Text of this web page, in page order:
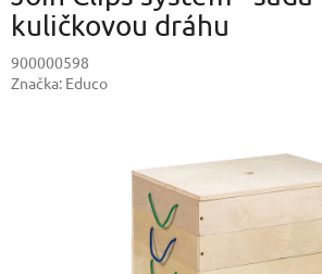
kuličkovou dráhu
900000598
Značka: Educo